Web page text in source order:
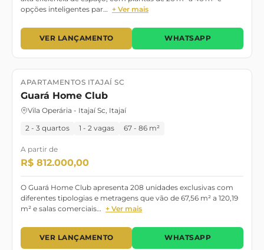
opções inteligentes par… + Ver mais
VER LANÇAMENTO WHATSAPP
Lançamento Dezembro/2029
APARTAMENTOS ITAJAÍ SC
Guará Home Club
Vila Operária - Itajaí Sc, Itajaí
2 - 3 quartos 1 - 2 vagas 67 - 86 m²
A partir de
R$ 812.000,00
O Guará Home Club apresenta 208 unidades exclusivas com
diferentes tipologias e metragens que vão de 67,56 m² a 120,19
m² e salas comerciais… + Ver mais
VER LANÇAMENTO WHATSAPP